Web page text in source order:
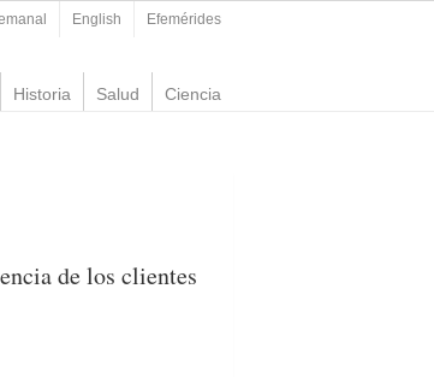
English Efemérides
Historia Salud Ciencia
de los clientes